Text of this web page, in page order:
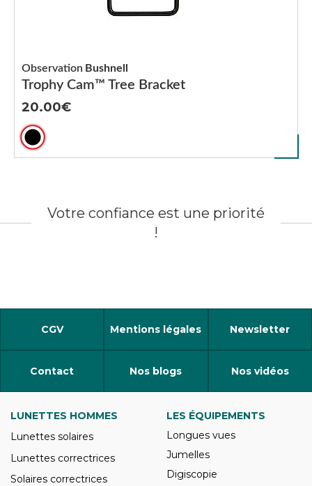
Trophy Cam™ Tree Bracket
Observation Bushnell
20.00
Votre confiance est une priorité
!
CGV Mentions légales Newsletter
Contact Nos blogs Nos vidéos
LUNETTES HOMMES
Lunettes solaires
Lunettes correctrices
Solaires correctrices
LES ÉQUIPEMENTS
Longues vues
Jumelles
Digiscopie